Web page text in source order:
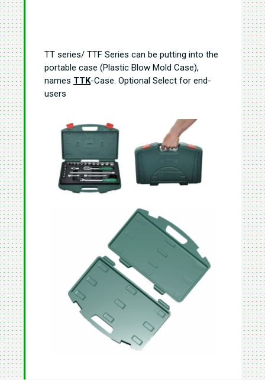
TT series/ TTF Series can be putting into the
portable case (Plastic Blow Mold Case),
names TTK-Case. Optional Select for end-
users